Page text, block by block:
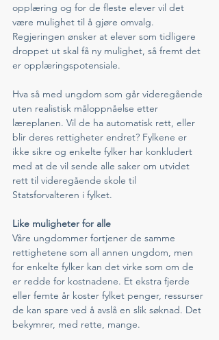
opplæring og for de fleste elever vil det
være mulighet til å gjøre omvalg.
Regjeringen ønsker at elever som tidligere
droppet ut skal få ny mulighet, så fremt det
er opplæringspotensiale.
Hva så med ungdom som går videregående
uten realistisk måloppnåelse etter
læreplanen. Vil de ha automatisk rett, eller
blir deres rettigheter endret? Fylkene er
ikke sikre og enkelte fylker har konkludert
med at de vil sende alle saker om utvidet
rett til videregående skole til
Statsforvalteren i fylket.
Like muligheter for alle
Våre ungdommer fortjener de samme
rettighetene som all annen ungdom, men
for enkelte fylker kan det virke som om de
er redde for kostnadene. Et ekstra fjerde
eller femte år koster fylket penger, ressurser
de kan spare ved å avslå en slik søknad. Det
bekymrer, med rette, mange.